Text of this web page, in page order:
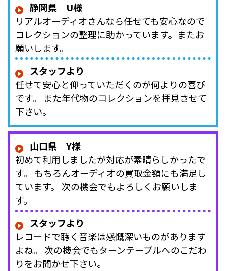
静岡県 U様
リアルオーディオさんなら任せても安心なので
コレクションの整理に助かっています。またお
願いします。
スタッフより
任せて安心と仰っていただくのが何よりの喜び
です。 また年代物のコレクションを拝見させて
下さい。
山口県 Y様
初めて利用しましたが対応が素晴らしかったで
す。 もちろんオーディオの買取金額にも満足し
ています。 次の機会でもよろしくお願いしま
す。
スタッフより
レコードで聴く音楽は感慨深いものがあります
よね。 次の機会でもターンテーブルへのこだわ
りをお聞かせ下さい。